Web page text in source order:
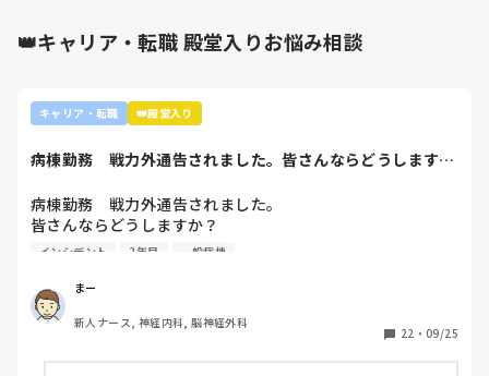
👑キャリア・転職 殿堂入りお悩み相談
キャリア・転職 👑殿堂入り
病棟勤務　戦力外通告されました。皆さんならどうします
病棟勤務　戦力外通告されました。
皆さんならどうしますか？
2年目です。1年目はゆるい部署にいましたが、人間関係が原
からの人間関係は良好です。
ですが、異動してから薬剤に関するインシデントを4件ほど
起こし、優先順位や多重課題ができていないのでは？という
い』『一人を持って看護のつながりを持って』ということで
インシデント 2年目 一般病棟
まー
新人ナース, 神経内科, 脳神経外科
22 ・ 09/25